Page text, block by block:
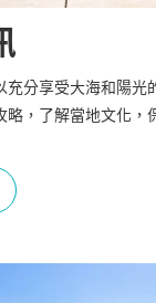
充分享受大海和陽光
略，了解當地文化，